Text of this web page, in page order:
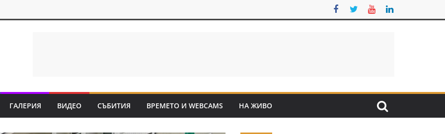
ГАЛЕРИЯ ВИДЕО СЪБИТИЯ ВРЕМЕТО И WEBCAMS НА ЖИВО